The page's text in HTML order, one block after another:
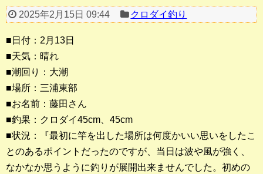
2025年2月15日 09:44 クロダイ釣り
■日付：2月13日
■天気：晴れ
■潮回り：大潮
■場所：三浦東部
■お名前：藤田さん
■釣果：クロダイ45cm、45cm
■状況：『最初に竿を出した場所は何度かいい思いをしたこ
とのあるポイントだったのですが、当日は波や風が強く、
なかなか思うように釣りが展開出来ませんでした。初めの
陸っぱりルアー
船・ボート釣り
その他の釣り
釣果ランキング
2023年 クロダイ部門
2023年 メジナ部門